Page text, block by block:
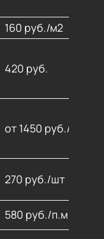
160 руб./м2
420 руб.
от 1450 руб./м2
270 руб./шт
580 руб./п.м